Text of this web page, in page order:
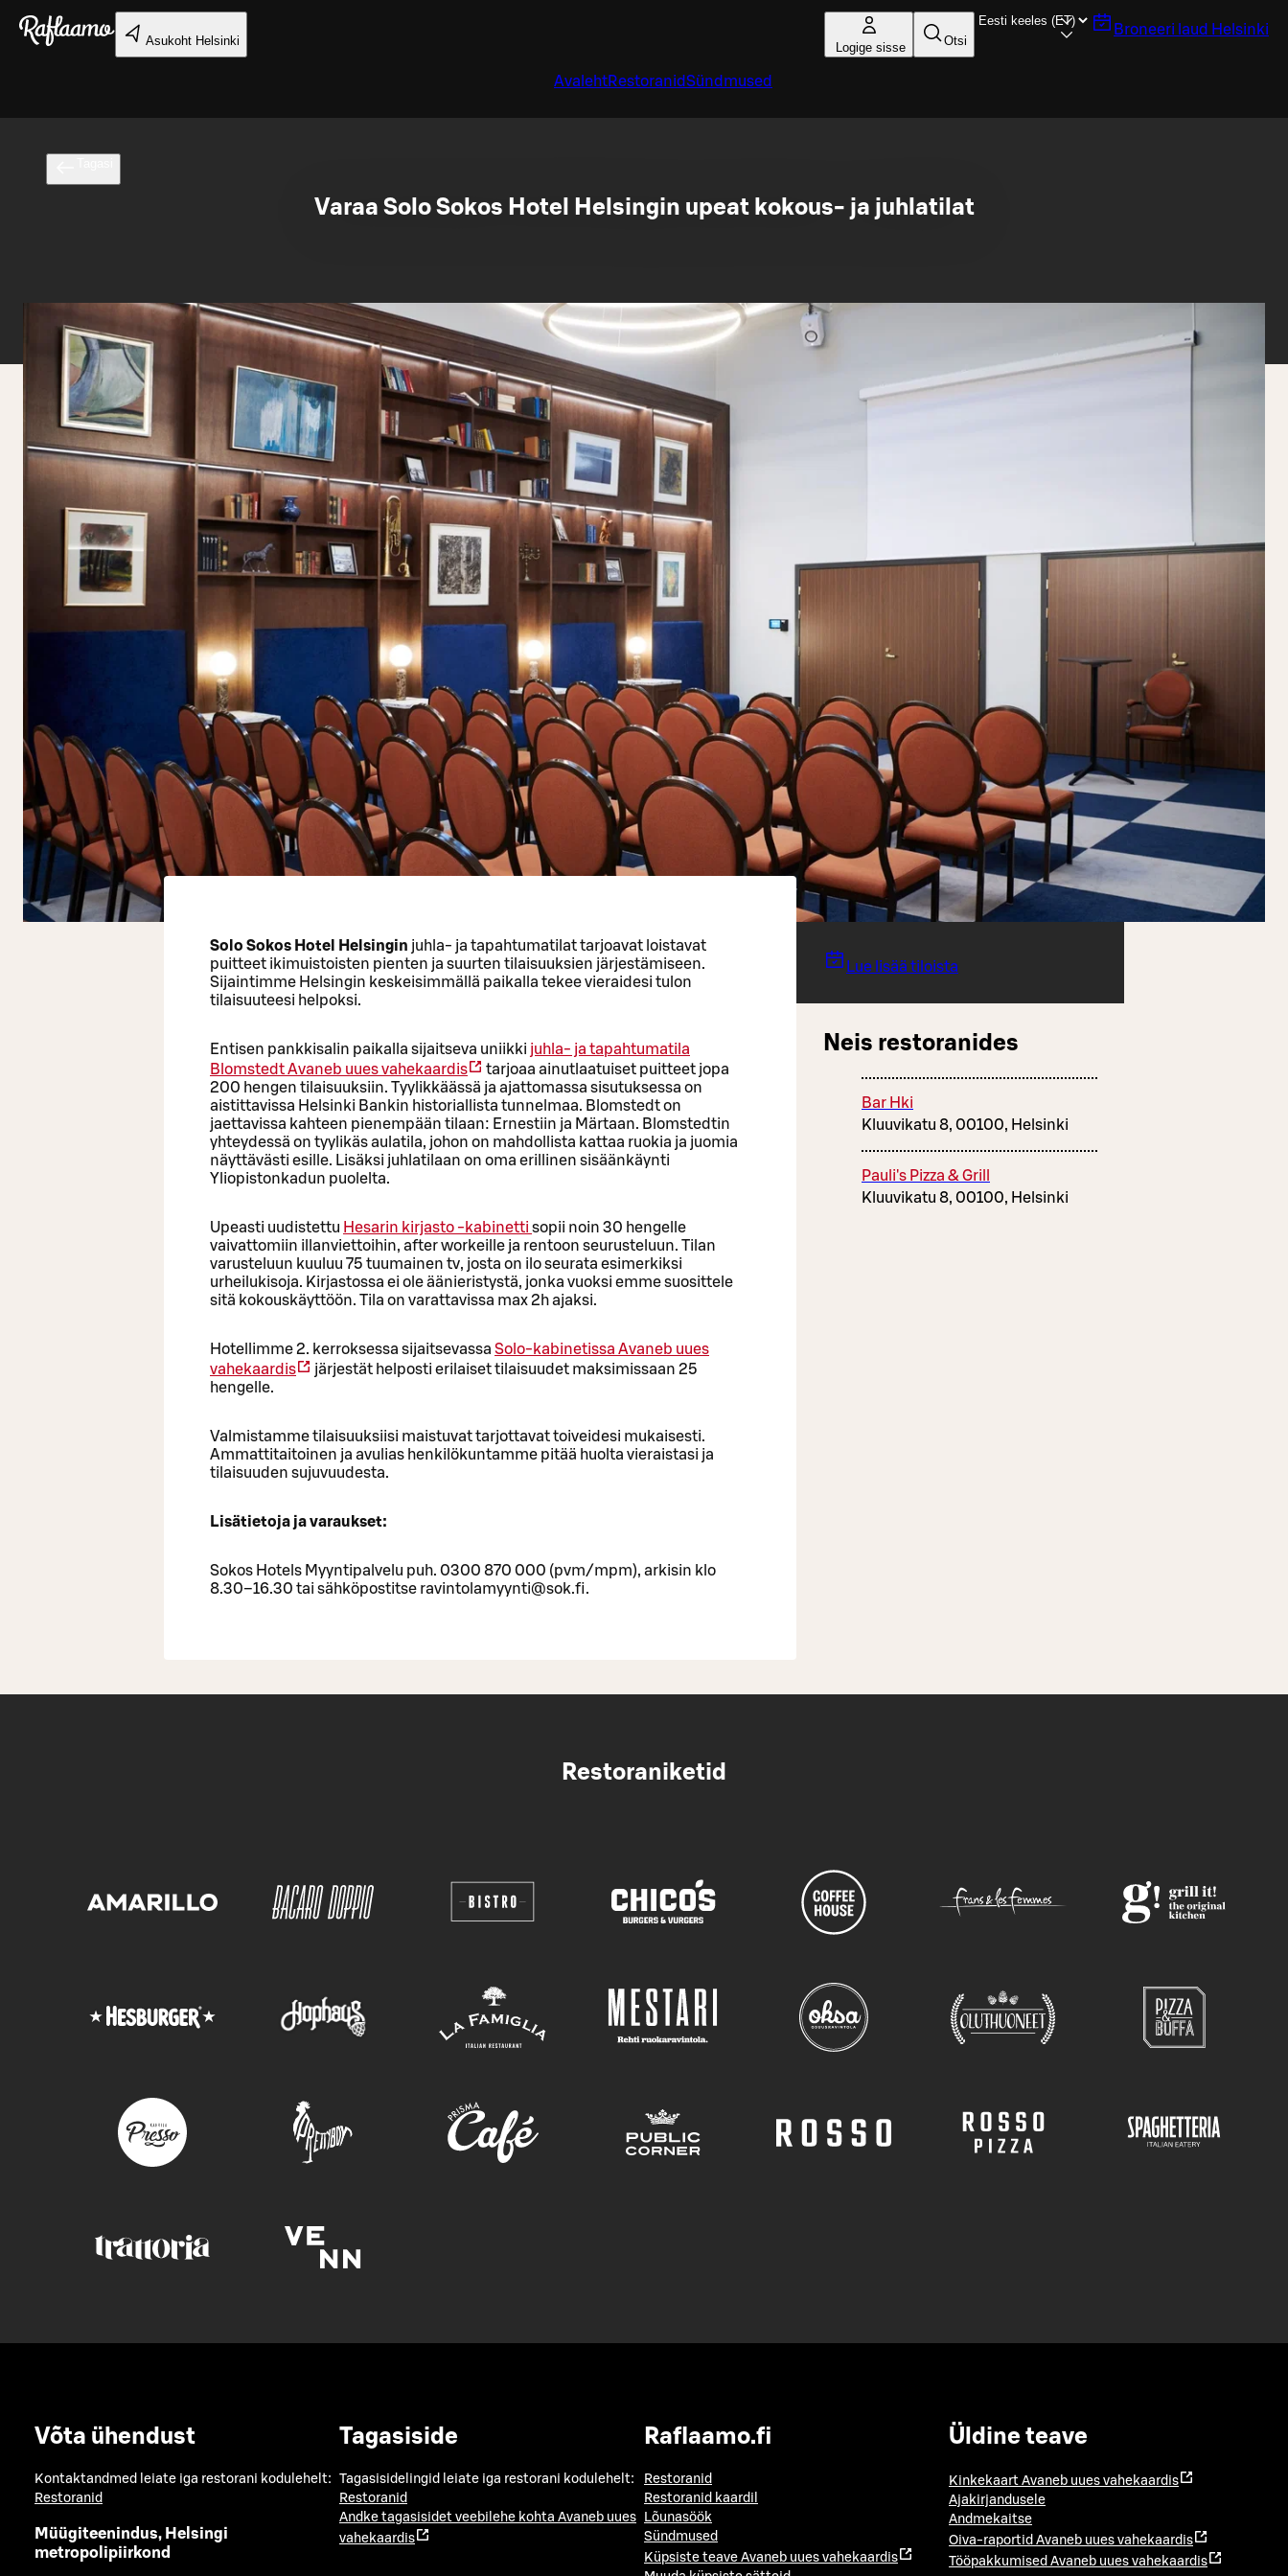
Liigu peamise sisu juurde
Asukoht Helsinki Logige sisse Otsi
Broneeri laud Helsinki
AvalehtRestoranidSündmused
Varaa Solo Sokos Hotel Helsingin upeat kokous- ja juhlatilat
Solo Sokos Hotel Helsingin juhla- ja tapahtumatilat tarjoavat loistavat
puitteet ikimuistoisten pienten ja suurten tilaisuuksien järjestämiseen.
Sijaintimme Helsingin keskeisimmällä paikalla tekee vieraidesi tulon
tilaisuuteesi helpoksi.
Entisen pankkisalin paikalla sijaitseva uniikki juhla- ja tapahtumatila
BlomstedtAvaneb uues vahekaardis
tarjoaa ainutlaatuiset puitteet jopa
200 hengen tilaisuuksiin. Tyylikkäässä ja ajattomassa sisutuksessa on
aistittavissa Helsinki Bankin historiallista tunnelmaa. Blomstedt on
jaettavissa kahteen pienempään tilaan: Ernestiin ja Märtaan. Blomstedtin
yhteydessä on tyylikäs aulatila, johon on mahdollista kattaa ruokia ja juomia
näyttävästi esille. Lisäksi juhlatilaan on oma erillinen sisäänkäynti
Yliopistonkadun puolelta.
Upeasti uudistettu Hesarin kirjasto -kabinetti sopii noin 30 hengelle
vaivattomiin illanviettoihin, after workeille ja rentoon seurusteluun. Tilan
varusteluun kuuluu 75 tuumainen tv, josta on ilo seurata esimerkiksi
urheilukisoja. Kirjastossa ei ole äänieristystä, jonka vuoksi emme suosittele
sitä kokouskäyttöön. Tila on varattavissa max 2h ajaksi.
Hotellimme 2. kerroksessa sijaitsevassa Solo-kabinetissa Avaneb uues
vahekaardis
järjestät helposti erilaiset tilaisuudet maksimissaan 25
hengelle.
Valmistamme tilaisuuksiisi maistuvat tarjottavat toiveidesi mukaisesti.
Ammattitaitoinen ja avulias henkilökuntamme pitää huolta vieraistasi ja
tilaisuuden sujuvuudesta.
Lisätietoja ja varaukset:
Sokos Hotels Myyntipalvelu puh. 0300 870 000 (pvm/mpm), arkisin klo
8.30–16.30 tai sähköpostitse ravintolamyynti@sok.fi.
Lue lisää tiloista
Neis restoranides
Bar Hki
Kluuvikatu 8, 00100, Helsinki
Pauli's Pizza & Grill
Kluuvikatu 8, 00100, Helsinki
Restoraniketid
Võta ühendust
Kontaktandmed leiate iga restorani kodulehelt:
Restoranid
Müügiteenindus, Helsingi
metropolipiirkond
Tagasiside
Tagasisidelingid leiate iga restorani kodulehelt:
Restoranid
Andke tagasisidet veebilehe kohta Avaneb uues
vahekaardis
Raflaamo.fi
Restoranid
Restoranid kaardil
Lõunasöök
Sündmused
Küpsiste teave Avaneb uues vahekaardis
Üldine teave
Kinkekaart Avaneb uues vahekaardis
Ajakirjandusele
Andmekaitse
Oiva-raportid Avaneb uues vahekaardis
Tööpakkumised Avaneb uues vahekaardis